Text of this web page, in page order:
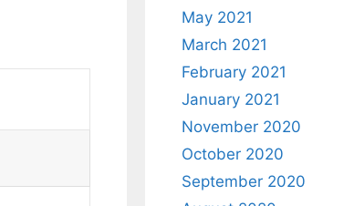
May 2021
March 2021
February 2021
January 2021
November 2020
October 2020
September 2020